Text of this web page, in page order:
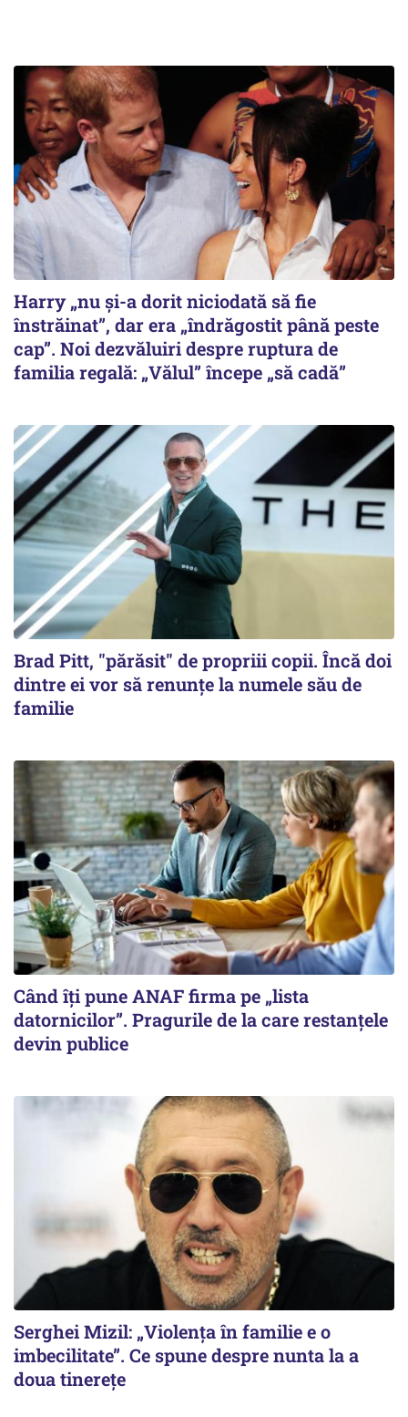
Harry „nu și-a dorit niciodată să fie
înstrăinat”, dar era „îndrăgostit până peste
cap”. Noi dezvăluiri despre ruptura de
familia regală: „Vălul” începe „să cadă”
Brad Pitt, "părăsit" de propriii copii. Încă doi
dintre ei vor să renunțe la numele său de
familie
Când îți pune ANAF firma pe „lista
datornicilor”. Pragurile de la care restanțele
devin publice
Serghei Mizil: „Violența în familie e o
imbecilitate”. Ce spune despre nunta la a
doua tinerețe